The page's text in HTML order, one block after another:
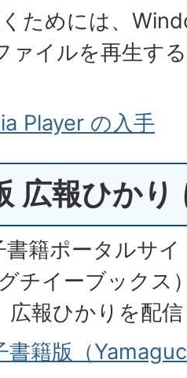
ためには、
ァイルを再生す
Player の入手
広報ひかり
書籍ポータルサ
チイーブックス
広報ひかりを配
書籍版（